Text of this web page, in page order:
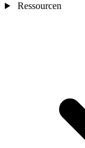
Ressourcen